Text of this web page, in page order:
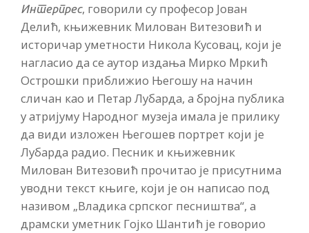
Интерпрес, говорили су професор Јован
Делић, књижевник Милован Витезовић и
историчар уметности Никола Кусовац, који је
нагласио да се аутор издања Мирко Мркић
Острошки приближио Његошу на начин
сличан као и Петар Лубарда, а бројна публика
у атријуму Народног музеја имала је прилику
да види изложен Његошев портрет који је
Лубарда радио. Песник и књижевник
Милован Витезовић прочитао је присутнима
уводни текст књиге, који је он написао под
називом „Владика српског песништва“, а
драмски уметник Гојко Шантић је говорио